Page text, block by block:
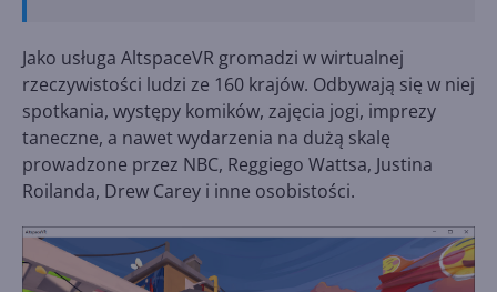
Jako usługa AltspaceVR gromadzi w wirtualnej
rzeczywistości ludzi ze 160 krajów. Odbywają się w niej
spotkania, występy komików, zajęcia jogi, imprezy
taneczne, a nawet wydarzenia na dużą skalę
prowadzone przez NBC, Reggiego Wattsa, Justina
Roilanda, Drew Carey i inne osobistości.